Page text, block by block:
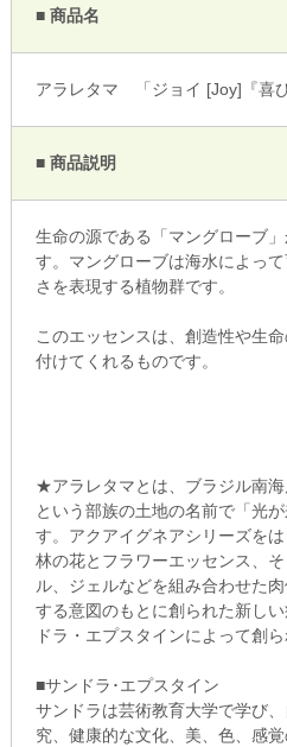
■ 商品名
アラレタマ 「ジョイ [Joy]『喜び
■ 商品説明
生命の源である「マングローブ
す。マングローブは海水によっ
さを表現する植物群です。
このエッセンスは、創造性や生
付けてくれるものです。
★アラレタマとは、ブラジル南
という部族の土地の名前で「光
す。アクアイグネアシリーズを
林の花とフラワーエッセンス、
ル、ジェルなどを組み合わせた
する意図のもとに創られた新し
ドラ・エプスタインによって創ら
■サンドラ･エプスタイン
サンドラは芸術教育大学で学び
究、健康的な文化、美、色、感